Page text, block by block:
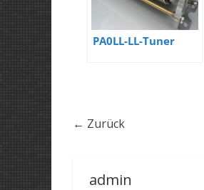
PA0LL-LL-Tuner
← Zurück
admin